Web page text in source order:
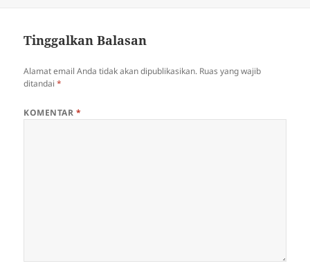
Tinggalkan Balasan
Alamat email Anda tidak akan dipublikasikan. Ruas yang wajib
ditandai*
KOMENTAR *